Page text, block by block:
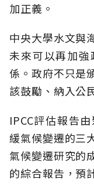
加正義。
中央大學水文與
未來可以再加
係。政府不只是
該鼓勵、納入公
IPCC評估報告
緩氣候變遷的三
氣候變遷研究的
的綜合報告，預